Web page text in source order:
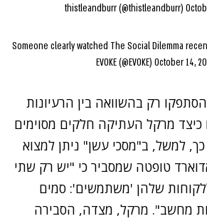
Someone clearly watched The Social Dilemma
October 14,
רק בהשוואה בין הרעיונות
כיצד מרקל העתיקה חלקים מסוימים
למשל, ב"מסכי עשן" ניתן למצוא
טופטה שמסביר כי "יש רק שתי
שלהן 'משתמשים': סמים
מחשב". מרקל, מצדה, הסבירה